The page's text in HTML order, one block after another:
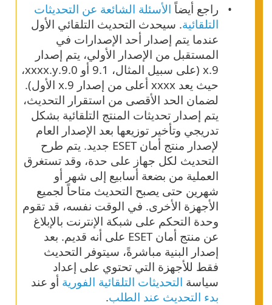
راجع أيضاً الأسئلة الشائعة عن التحديثات
التلقائية. سيحدث التحديث التلقائي الأول
عندما يتم إصدار أحد الإصدارات في
المستقبل من الإصدار الأولي، يتم إصدار
9.x (على سبيل المثال، 9.1 أو 9.0.xxxx.y،
حيث يعد xxxx أعلى من إصدار 9.x الأول).
لضمان الحد الأقصى من استقرار التحديث،
يتم إصدار تحديثات المنتج التلقائية بشكل
تدريجي وتأخير توزيعها بعد الإصدار العام
لإصدار منتج أمان ESET جديد. يتم طرح
التحديث لكل جهاز على حدة، وقد تستغرق
العملية من بضعة أسابيع إلى شهر أو
شهرين حتى يصبح التحديث متاحاً لجميع
الأجهزة الأخرى. في الوقت نفسه، قد تقوم
وحدة التحكم على شبكة الإنترنت بالإبلاغ
عن منتج أمان ESET على أنه قديم. بعد
إصدار البنية مباشرةً، سيتوفر التحديث
فقط للأجهزة التي تحتوي على إعداد
سياسة التحديثات التلقائية الفورية أو عند
بدء التحديث عند الطلب.